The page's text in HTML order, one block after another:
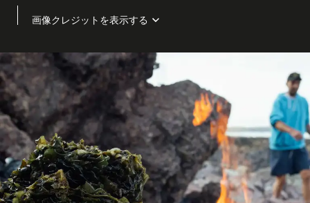
画像クレジットを表示する